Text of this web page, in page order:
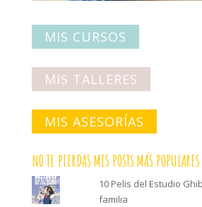
MIS CURSOS
MIS TALLERES
MIS ASESORÍAS
NO TE PIERDAS MIS POSTS MÁS POPULARES
10 Pelis del Estudio
familia